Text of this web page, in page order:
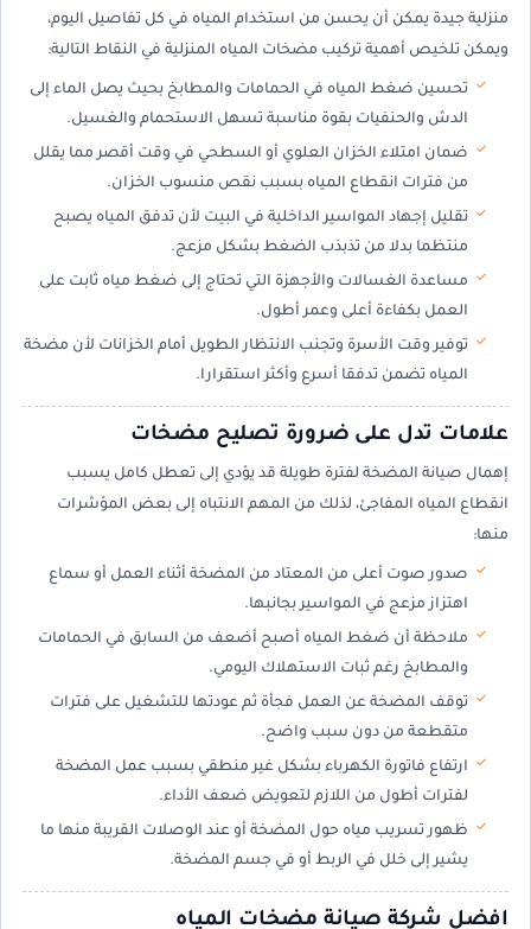
منزلية جيدة يمكن أن يحسن من استخدام المياه في كل تفاصيل اليوم،
ويمكن تلخيص أهمية تركيب مضخات المياه المنزلية في النقاط التالية:
تحسين ضغط المياه في الحمامات والمطابخ بحيث يصل الماء إلى
الدش والحنفيات بقوة مناسبة تسهل الاستحمام والغسيل.
ضمان امتلاء الخزان العلوي أو السطحي في وقت أقصر مما يقلل
من فترات انقطاع المياه بسبب نقص منسوب الخزان.
تقليل إجهاد المواسير الداخلية في البيت لأن تدفق المياه يصبح
منتظما بدلا من تذبذب الضغط بشكل مزعج.
مساعدة الغسالات والأجهزة التي تحتاج إلى ضغط مياه ثابت على
العمل بكفاءة أعلى وعمر أطول.
توفير وقت الأسرة وتجنب الانتظار الطويل أمام الخزانات لأن مضخة
المياه تضمن تدفقا أسرع وأكثر استقرارا.
علامات تدل على ضرورة تصليح مضخات
إهمال صيانة المضخة لفترة طويلة قد يؤدي إلى تعطل كامل يسبب
انقطاع المياه المفاجئ، لذلك من المهم الانتباه إلى بعض المؤشرات
منها:
صدور صوت أعلى من المعتاد من المضخة أثناء العمل أو سماع
اهتزاز مزعج في المواسير بجانبها.
ملاحظة أن ضغط المياه أصبح أضعف من السابق في الحمامات
والمطابخ رغم ثبات الاستهلاك اليومي.
توقف المضخة عن العمل فجأة ثم عودتها للتشغيل على فترات
متقطعة من دون سبب واضح.
ارتفاع فاتورة الكهرباء بشكل غير منطقي بسبب عمل المضخة
لفترات أطول من اللازم لتعويض ضعف الأداء.
ظهور تسريب مياه حول المضخة أو عند الوصلات القريبة منها ما
يشير إلى خلل في الربط أو في جسم المضخة.
افضل شركة صيانة مضخات المياه